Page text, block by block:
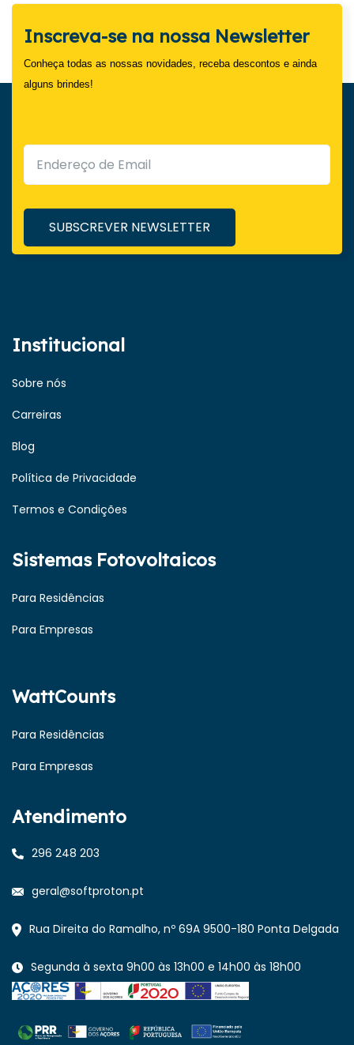
Inscreva-se na nossa Newsletter
Conheça todas as nossas novidades, receba descontos e ainda
alguns brindes!
Institucional
Sobre nós
Carreiras
Blog
Política de Privacidade
Termos e Condições
Sistemas Fotovoltaicos
Para Residências
Para Empresas
WattCounts
Para Residências
Para Empresas
Atendimento
296 248 203
geral@softproton.pt
Rua Direita do Ramalho, nº 69A 9500-180 Ponta Delgada
Segunda à sexta 9h00 às 13h00 e 14h00 às 18h00